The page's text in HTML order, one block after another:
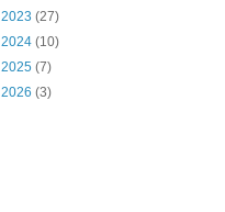
2023 (27)
2024 (10)
2025 (7)
2026 (3)